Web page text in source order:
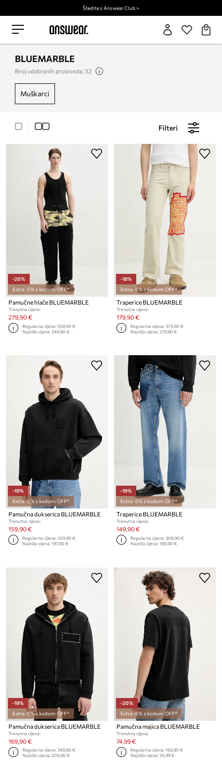
Štedite s Answear Club >
BLUEMARBLE
Broj odabranih proizvoda: 32
muškarci
Filteri
-20%
Extra -5% s kodom: OFF*
Pamučne hlače BLUEMARBLE
Trenutna cijena:
279,90 €
Regularna cijena:539,90 €
Najniža cijena:349,90 €
-18%
Extra -5% s kodom: OFF*
Traperice BLUEMARBLE
Trenutna cijena:
179,90 €
Regularna cijena:379,90 €
Najniža cijena:219,90 €
-19%
Extra -5% s kodom: OFF*
Pamučna dukserica BLUEMARBLE
Trenutna cijena:
159,90 €
Regularna cijena:329,90 €
Najniža cijena:197,90 €
-19%
Extra -5% s kodom: OFF*
Traperice BLUEMARBLE
Trenutna cijena:
149,90 €
Regularna cijena:309,90 €
Najniža cijena:185,90 €
-19%
Extra -5% s kodom: OFF*
Pamučna dukserica BLUEMARBLE
Trenutna cijena:
169,90 €
Regularna cijena:349,90 €
Najniža cijena:209,90 €
-20%
Extra -5% s kodom: OFF*
Pamučna majica BLUEMARBLE
Trenutna cijena:
74,99 €
Regularna cijena:169,90 €
Najniža cijena:93,99 €